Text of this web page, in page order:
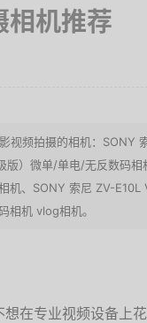
相机推荐
视频拍摄的相机：SONY
版）微单/单电/无反数码
机、SONY 索尼 ZV-
相机 vlog相机。
在专业视频设备上